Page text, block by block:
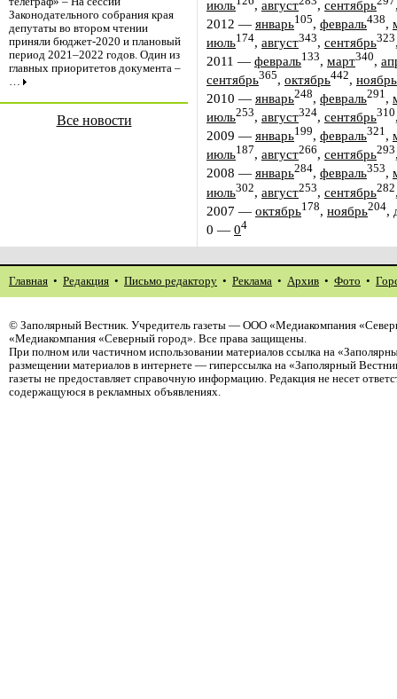
Законодательного собрания края
депутаты во втором чтении
приняли бюджет-2020 и плановый
период 2021–2022 годов. Один из
главных приоритетов документа –
…
Все новости
июль
, август , сентябрь
2012 — январь105, февраль438,
июль174, август343, сентябрь323
2011 — февраль133, март340,
сентябрь365, октябрь442, ноябрь
2010 — январь248, февраль291,
июль253, август324, сентябрь310
2009 — январь199, февраль321,
июль187, август266, сентябрь293
2008 — январь284, февраль353,
июль302, август253, сентябрь282
2007 — октябрь178, ноябрь204,
0 — 04
Главная • Редакция • Письмо редактору • Реклама • Архив • Фото •
© Заполярный Вестник. Учредитель газеты — ООО «Медиакомпания
«Медиакомпания «Северный город». Все права защищены.
При полном или частичном использовании материалов ссылка на
размещении материалов в интернете — гиперссылка на «Заполярный
газеты не предоставляет справочную информацию. Редакция не несет
содержащуюся в рекламных объявлениях.